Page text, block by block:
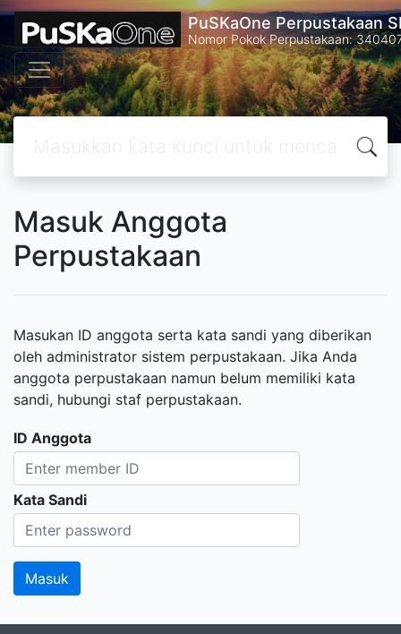
PuSKaOne Perpustakaan
Nomor Pokok Perpustakaan:
Masuk Anggota
Perpustakaan
Masukan ID anggota serta kata sandi yang diberikan
oleh administrator sistem perpustakaan. Jika Anda
anggota perpustakaan namun belum memiliki kata
sandi, hubungi staf perpustakaan.
ID Anggota
Kata Sandi